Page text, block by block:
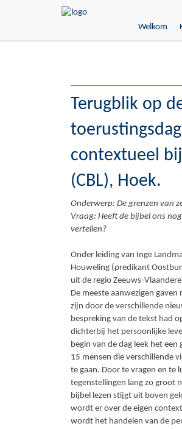
Welkom
Terugblik op
toerustingsdag
contextueel
(CBL), Hoek.
Onderwerp: De grenzen van
Vraag: Heeft de bijbel ons
vertellen?
Onder leiding van Inge
Houweling (predikant
uit de regio Zeeuws-
De meeste aanwezigen
zijn door de verschillende
bespreking van de tekst had
dichterbij het persoonlijke
begin van de dag leek het
15 mensen die verschillende
te gaan. Door te vragen en te
tegenstellingen lang zo groot
bijbel lezen stijgt uit boven
wordt er over de eigen
wordt het handelen van de